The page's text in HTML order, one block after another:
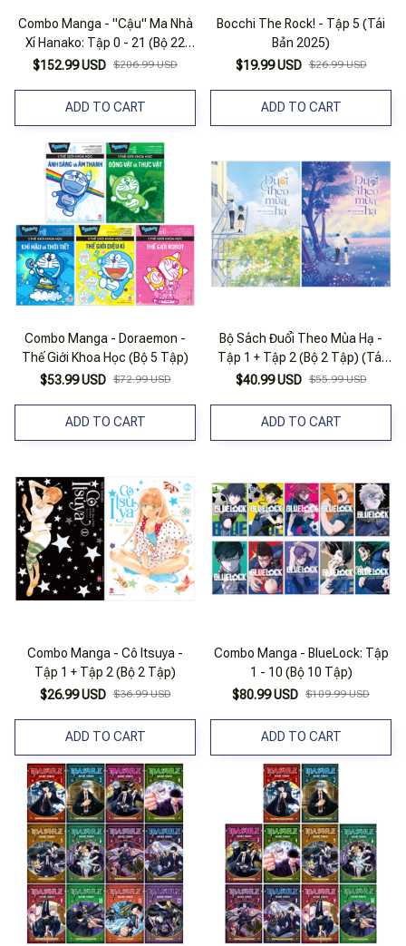
Combo Manga - "Cậu" Ma Nhà
Xí Hanako: Tập 0 - 21 (Bộ 22
Tập) (Tái Bản 2025)
$152.99 USD $206.99 USD
ADD TO CART
Bocchi The Rock! - Tập 5 (Tái
Bản 2025)
$19.99 USD $26.99 USD
ADD TO CART
Combo Manga - Doraemon -
Thế Giới Khoa Học (Bộ 5 Tập)
$53.99 USD $72.99 USD
ADD TO CART
Bộ Sách Đuổi Theo Mùa Hạ -
Tập 1 + Tập 2 (Bộ 2 Tập) (Tái
Bản 2025)
$40.99 USD $55.99 USD
ADD TO CART
Combo Manga - Cô Itsuya -
Tập 1 + Tập 2 (Bộ 2 Tập)
$26.99 USD $36.99 USD
ADD TO CART
Combo Manga - BlueLock: Tập
1 - 10 (Bộ 10 Tập)
$80.99 USD $109.99 USD
ADD TO CART